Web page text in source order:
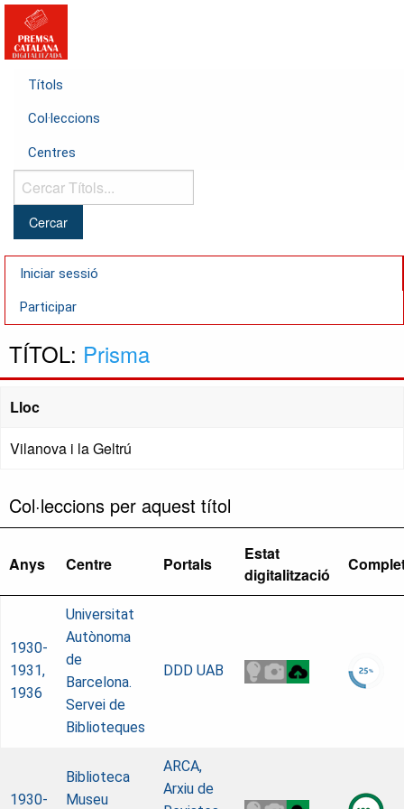
Títols
Col·leccions
Centres
Cercar
Títols...
Iniciar sessió
Participar
TÍTOL: Prisma
Lloc
Vilanova i la Geltrú
Col·leccions per aquest títol
Anys Centre Portals
Estat
digitalització
1930-
1931,
1936
Universitat
Autònoma
de
Barcelona.
Servei de
Biblioteques
DDD UAB
1930-
Biblioteca
Museu
ARCA,
Arxiu de